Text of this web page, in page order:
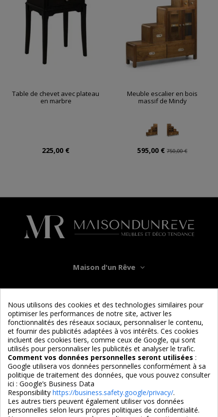
Table de chevet avec plateau
en marbre
225,00 €
Meuble escalier en bois
massif de Mindy
595,00 € 750,00 €
Maison d'un Rêve
Informations
Services
Nous suivre
4,7/5
Nous utilisons des cookies et des technologies similaires pour
optimiser les performances de notre site, activer les
fonctionnalités des réseaux sociaux, personnaliser le contenu,
et fournir des publicités adaptées à vos intérêts. Ces cookies
incluent des cookies tiers, comme ceux de Google, qui sont
utilisés pour personnaliser les publicités et analyser le trafic.
Comment vos données personnelles seront utilisées :
Google utilisera vos données personnelles conformément à sa
politique de traitement des données, que vous pouvez consulter
ici : Google’s Business Data
Responsibility https://business.safety.google/privacy/.
Les autres tiers peuvent également utiliser vos données
personnelles selon leurs propres politiques de confidentialité.